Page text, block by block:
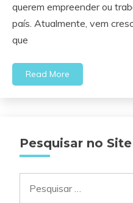
querem empreender ou
país. Atualmente, vem
que
Read More
Pesquisar no Site
por: